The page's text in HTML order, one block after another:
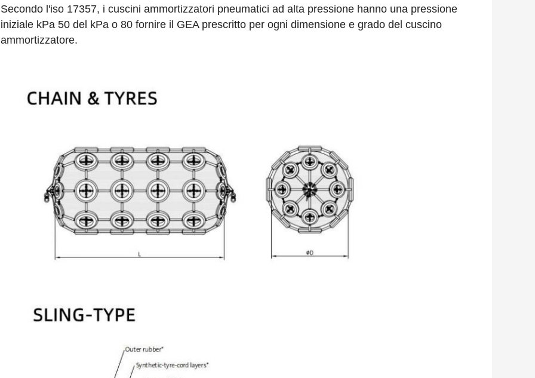
Secondo l'iso 17357, i cuscini ammortizzatori pneumatici ad alta pressione hanno una pressione
iniziale kPa 50 del kPa o 80 fornire il GEA prescritto per ogni dimensione e grado del cuscino
ammortizzatore.